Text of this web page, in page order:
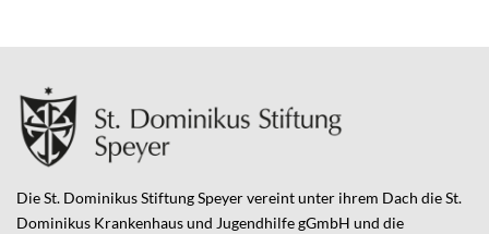
Die St. Dominikus Stiftung Speyer vereint unter ihrem Dach die St.
Dominikus Krankenhaus und Jugendhilfe gGmbH und die